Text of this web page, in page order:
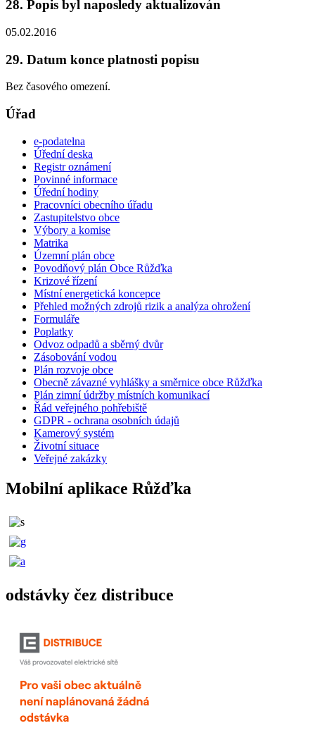
28. Popis byl naposledy aktualizován
05.02.2016
29. Datum konce platnosti popisu
Bez časového omezení.
Úřad
e-podatelna
Úřední deska
Registr oznámení
Povinné informace
Úřední hodiny
Pracovníci obecního úřadu
Zastupitelstvo obce
Výbory a komise
Matrika
Územní plán obce
Povodňový plán Obce Růžďka
Krizové řízení
Místní energetická koncepce
Přehled možných zdrojů rizik a analýza ohrožení
Formuláře
Poplatky
Odvoz odpadů a sběrný dvůr
Zásobování vodou
Plán rozvoje obce
Obecně závazné vyhlášky a směrnice obce Růžďka
Plán zimní údržby místních komunikací
Řád veřejného pohřebiště
GDPR - ochrana osobních údajů
Kamerový systém
Životní situace
Veřejné zakázky
Mobilní aplikace Růžďka
odstávky čez distribuce